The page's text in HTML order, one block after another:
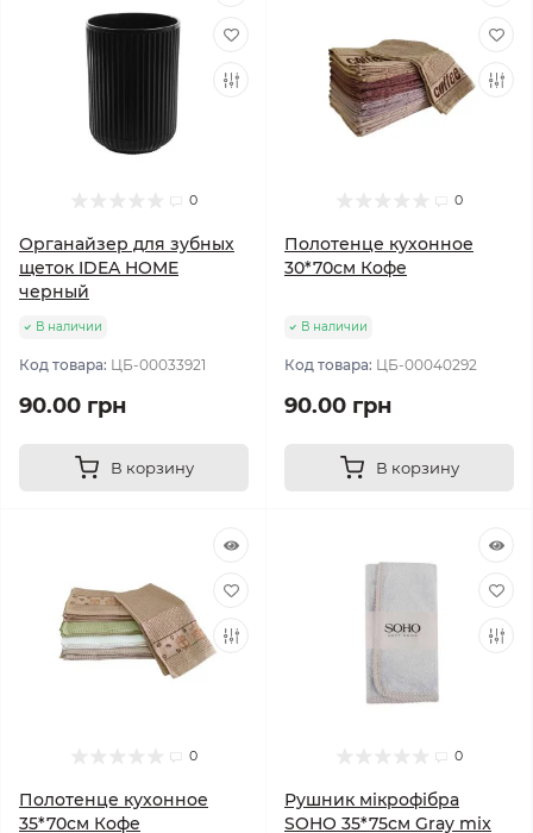
0
Органайзер для зубных
щеток IDEA HOME
черный
В наличии
Код товара: ЦБ-00033921
90.00 грн
В корзину
0
Полотенце кухонное
30*70см Кофе
В наличии
Код товара: ЦБ-00040292
90.00 грн
В корзину
0
Полотенце кухонное
35*70см Кофе
0
Рушник мікрофібра
SOHO 35*75см Gray mix